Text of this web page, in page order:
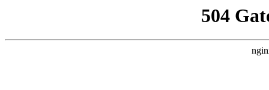
504